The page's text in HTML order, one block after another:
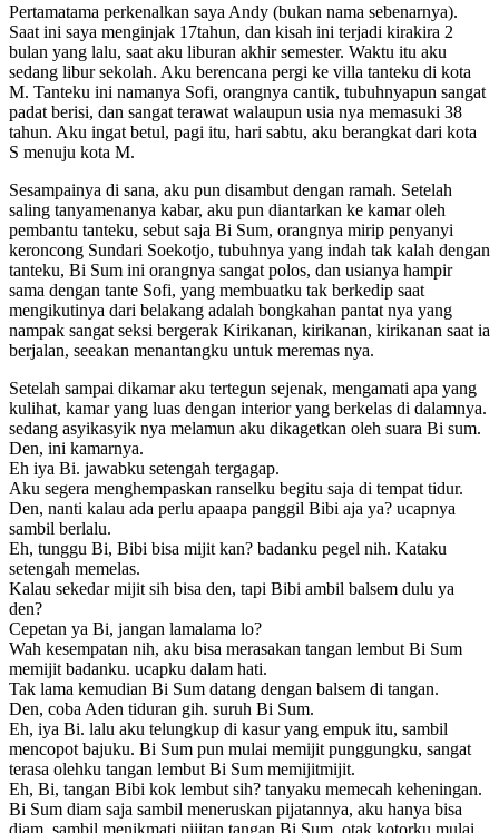
Pertamatama perkenalkan saya Andy (bukan nama sebenarnya).
Saat ini saya menginjak 17tahun, dan kisah ini terjadi kirakira 2
bulan yang lalu, saat aku liburan akhir semester. Waktu itu aku
sedang libur sekolah. Aku berencana pergi ke villa tanteku di kota
M. Tanteku ini namanya Sofi, orangnya cantik, tubuhnyapun sangat
padat berisi, dan sangat terawat walaupun usia nya memasuki 38
tahun. Aku ingat betul, pagi itu, hari sabtu, aku berangkat dari kota
S menuju kota M.
Sesampainya di sana, aku pun disambut dengan ramah. Setelah
saling tanyamenanya kabar, aku pun diantarkan ke kamar oleh
pembantu tanteku, sebut saja Bi Sum, orangnya mirip penyanyi
keroncong Sundari Soekotjo, tubuhnya yang indah tak kalah dengan
tanteku, Bi Sum ini orangnya sangat polos, dan usianya hampir
sama dengan tante Sofi, yang membuatku tak berkedip saat
mengikutinya dari belakang adalah bongkahan pantat nya yang
nampak sangat seksi bergerak Kirikanan, kirikanan, kirikanan saat ia
berjalan, seeakan menantangku untuk meremas nya.
Setelah sampai dikamar aku tertegun sejenak, mengamati apa yang
kulihat, kamar yang luas dengan interior yang berkelas di dalamnya.
sedang asyikasyik nya melamun aku dikagetkan oleh suara Bi sum.
Den, ini kamarnya.
Eh iya Bi. jawabku setengah tergagap.
Aku segera menghempaskan ranselku begitu saja di tempat tidur.
Den, nanti kalau ada perlu apaapa panggil Bibi aja ya? ucapnya
sambil berlalu.
Eh, tunggu Bi, Bibi bisa mijit kan? badanku pegel nih. Kataku
setengah memelas.
Kalau sekedar mijit sih bisa den, tapi Bibi ambil balsem dulu ya
den?
Cepetan ya Bi, jangan lamalama lo?
Wah kesempatan nih, aku bisa merasakan tangan lembut Bi Sum
memijit badanku. ucapku dalam hati.
Tak lama kemudian Bi Sum datang dengan balsem di tangan.
Den, coba Aden tiduran gih. suruh Bi Sum.
Eh, iya Bi. lalu aku telungkup di kasur yang empuk itu, sambil
mencopot bajuku. Bi Sum pun mulai memijit punggungku, sangat
terasa olehku tangan lembut Bi Sum memijitmijit.
Eh, Bi, tangan Bibi kok lembut sih? tanyaku memecah keheningan.
Bi Sum diam saja sambil meneruskan pijatannya, aku hanya bisa
diam, sambil menikmati pijitan tangan Bi Sum, otak kotorku mulai